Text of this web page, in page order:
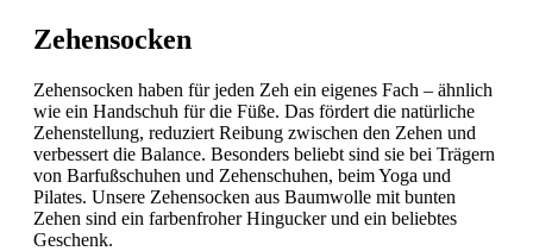
Zehensocken
Zehensocken haben für jeden Zeh ein eigenes Fach – ähnlich
wie ein Handschuh für die Füße. Das fördert die natürliche
Zehenstellung, reduziert Reibung zwischen den Zehen und
verbessert die Balance. Besonders beliebt sind sie bei Trägern
von Barfußschuhen und Zehenschuhen, beim Yoga und
Pilates. Unsere Zehensocken aus Baumwolle mit bunten
Zehen sind ein farbenfroher Hingucker und ein beliebtes
Geschenk.